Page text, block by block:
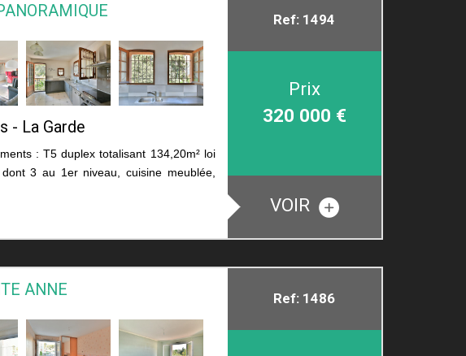
- La Garde
: T5 duplex totalisant 134,20m² loi
3 au 1er niveau, cuisine meublée,
Ref: 1494
Prix
320 000 €
VOIR
ANNE Ref: 1486